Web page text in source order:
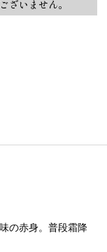
ざいません。
の赤身。普段霜降